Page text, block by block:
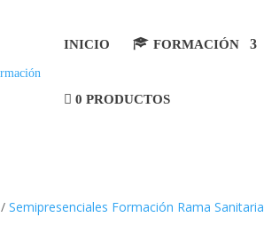
INICIO FORMACIÓN
0 PRODUCTOS
/Semipresenciales Formación Rama Sanitaria